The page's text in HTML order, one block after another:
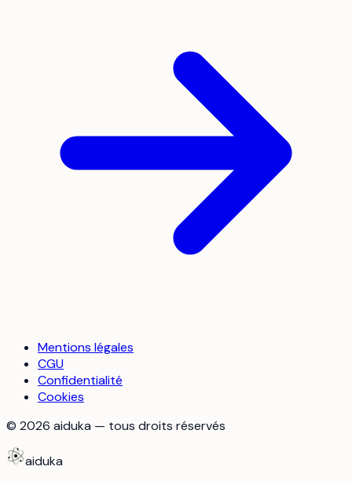
Mentions légales
CGU
Confidentialité
Cookies
© 2026 aiduka — tous droits réservés
aiduka